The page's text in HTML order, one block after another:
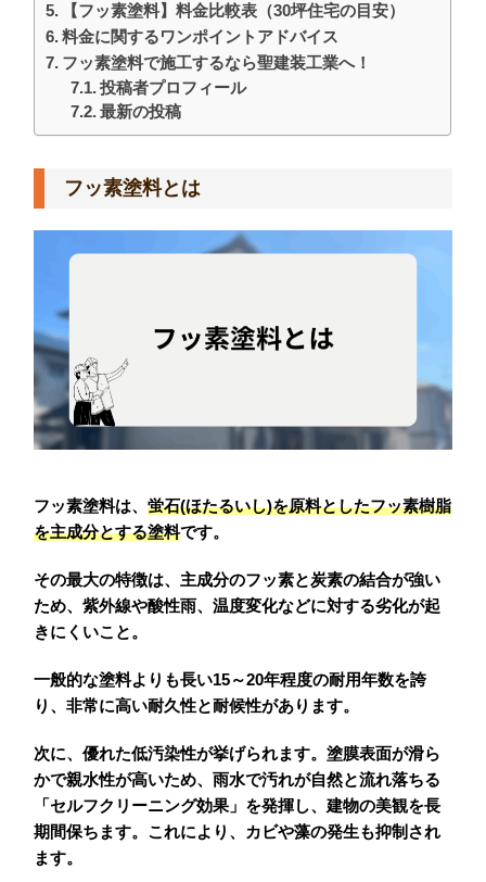
【フッ素塗料】料金比較表（30坪住宅の目安）
料金に関するワンポイントアドバイス
フッ素塗料で施工するなら聖建装工業へ！
投稿者プロフィール
最新の投稿
フッ素塗料とは
フッ素塗料は、蛍石(ほたるいし)を原料としたフッ素樹脂
を主成分とする塗料です。
その最大の特徴は、主成分のフッ素と炭素の結合が強い
ため、紫外線や酸性雨、温度変化などに対する劣化が起
きにくいこと。
一般的な塗料よりも長い15～20年程度の耐用年数を誇
り、非常に高い耐久性と耐候性があります。
次に、優れた低汚染性が挙げられます。塗膜表面が滑ら
かで親水性が高いため、雨水で汚れが自然と流れ落ちる
「セルフクリーニング効果」を発揮し、建物の美観を長
期間保ちます。これにより、カビや藻の発生も抑制され
ます。